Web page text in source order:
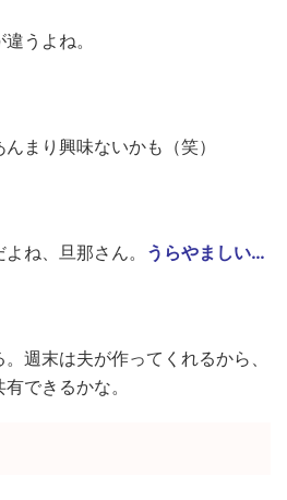
うよね。
まり興味ないかも（笑）
ね、旦那さん。 うらやましい…
週末は夫が作ってくれるから、
できるかな。